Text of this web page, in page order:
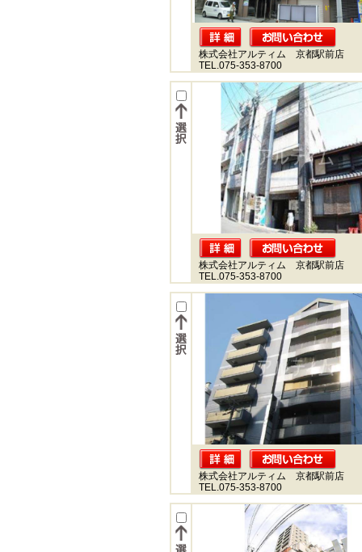
株式会社アルティム 京都駅前店
TEL.075-353-8700
株式会社アルティム 京都駅前店
TEL.075-353-8700
株式会社アルティム 京都駅前店
TEL.075-353-8700